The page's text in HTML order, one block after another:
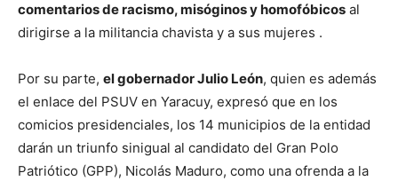
comentarios de racismo, misóginos y homofóbicos al
dirigirse a la militancia chavista y a sus mujeres .
Por su parte, el gobernador Julio León, quien es además
el enlace del PSUV en Yaracuy, expresó que en los
comicios presidenciales, los 14 municipios de la entidad
darán un triunfo sinigual al candidato del Gran Polo
Patriótico (GPP), Nicolás Maduro, como una ofrenda a la